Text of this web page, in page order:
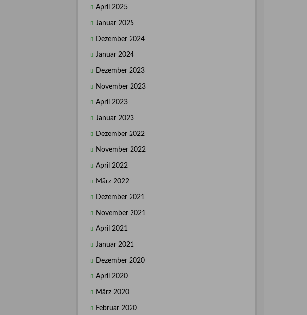
April 2025
Januar 2025
Dezember 2024
Januar 2024
Dezember 2023
November 2023
April 2023
Januar 2023
Dezember 2022
November 2022
April 2022
März 2022
Dezember 2021
November 2021
April 2021
Januar 2021
Dezember 2020
April 2020
März 2020
Februar 2020